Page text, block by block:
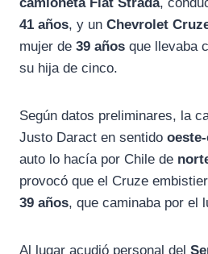
41 años, y un Chevrolet
mujer de 39 años que llevaba
su hija de cinco.
Según datos preliminares, la
Justo Daract en sentido
auto lo hacía por Chile de
provocó que el Cruze
39 años, que caminaba por el
Al lugar acudió personal del